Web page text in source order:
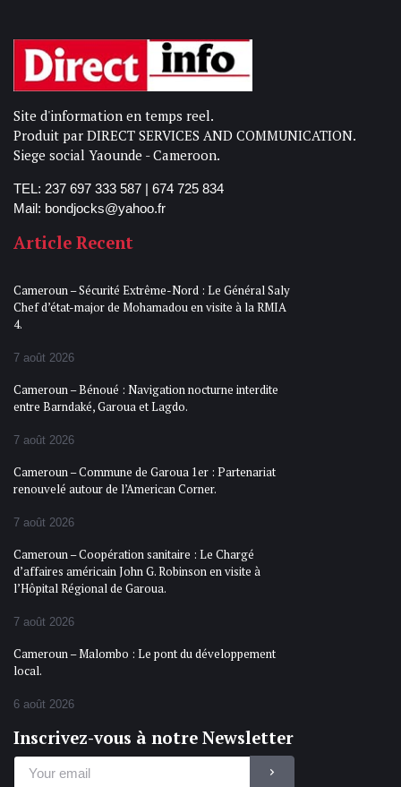
Site d'information en temps reel.
Produit par DIRECT SERVICES AND COMMUNICATION.
Siege social Yaounde - Cameroon.
TEL: 237 697 333 587 | 674 725 834
Mail: bondjocks@yahoo.fr
Article Recent
Cameroun – Sécurité Extrême-Nord : Le Général Saly
Chef d’état-major de Mohamadou en visite à la RMIA
4.
7 août 2026
Cameroun – Bénoué : Navigation nocturne interdite
entre Barndaké, Garoua et Lagdo.
7 août 2026
Cameroun – Commune de Garoua 1er : Partenariat
renouvelé autour de l’American Corner.
7 août 2026
Cameroun – Coopération sanitaire : Le Chargé
d’affaires américain John G. Robinson en visite à
l’Hôpital Régional de Garoua.
7 août 2026
Cameroun – Malombo : Le pont du développement
local.
6 août 2026
Inscrivez-vous à notre Newsletter